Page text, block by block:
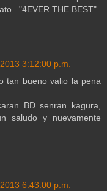
THE BEST"
3:12:00 p.m.
tan bueno valio la pena
BD senran kagura,
saludo y nuevamente
6:43:00 p.m.